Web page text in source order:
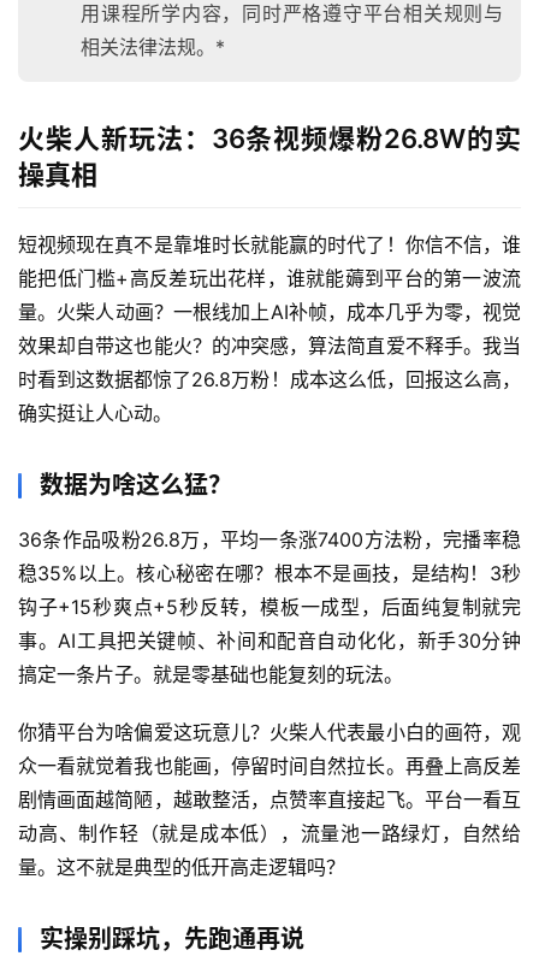
首
页
网
创
快
讯
钱
用课程所学内容，同时严格遵守平台相关规则与
相关法律法规。*
火柴人新玩法：36条视频爆粉26.8W的实
操真相
短视频现在真不是靠堆时长就能赢的时代了！你信不信，谁
能把低门槛+高反差玩出花样，谁就能薅到平台的第一波流
量。火柴人动画？一根线加上AI补帧，成本几乎为零，视觉
效果却自带这也能火？的冲突感，算法简直爱不释手。我当
时看到这数据都惊了26.8万粉！成本这么低，回报这么高，
确实挺让人心动。
数据为啥这么猛？
36条作品吸粉26.8万，平均一条涨7400方法粉，完播率稳
稳35%以上。核心秘密在哪？根本不是画技，是结构！3秒
钩子+15秒爽点+5秒反转，模板一成型，后面纯复制就完
事。AI工具把关键帧、补间和配音自动化化，新手30分钟
搞定一条片子。就是零基础也能复刻的玩法。
你猜平台为啥偏爱这玩意儿？火柴人代表最小白的画符，观
众一看就觉着我也能画，停留时间自然拉长。再叠上高反差
剧情画面越简陋，越敢整活，点赞率直接起飞。平台一看互
动高、制作轻（就是成本低），流量池一路绿灯，自然给
量。这不就是典型的低开高走逻辑吗？
实操别踩坑，先跑通再说